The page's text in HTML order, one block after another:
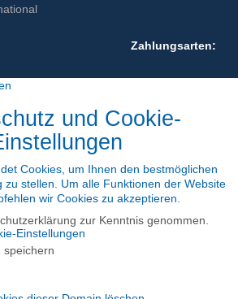
Zahlungsarten:
und Cookie-
Cookies, um Ihnen den bestmöglichen
zu stellen. Um alle Funktionen der Website
wir Cookies zu akzeptieren.
zur Kenntnis genommen.
Einstellungen
speichern